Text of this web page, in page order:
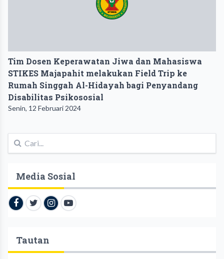
Tim Dosen Keperawatan Jiwa dan Mahasiswa
STIKES Majapahit melakukan Field Trip ke
Rumah Singgah Al-Hidayah bagi Penyandang
Disabilitas Psikososial
Senin, 12 Februari 2024
Media Sosial
Tautan